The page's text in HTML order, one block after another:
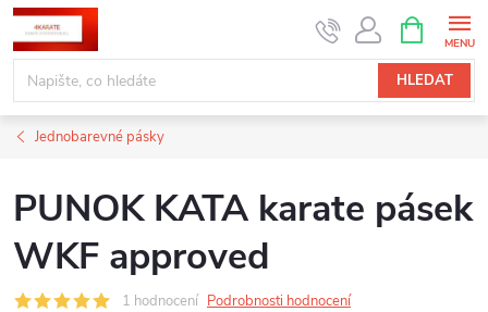
Přejít
na
obsah
HLEDAT
NÁKUPNÍ
KOŠÍK
Jednobarevné pásky
PUNOK KATA karate pásek
WKF approved
1 hodnocení Podrobnosti hodnocení